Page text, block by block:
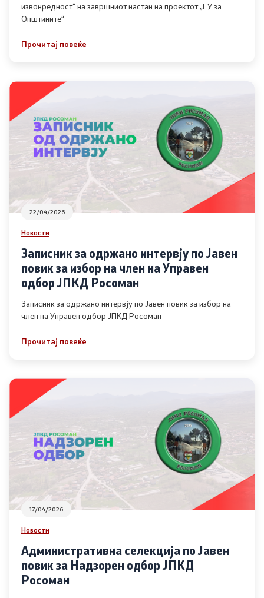
извонредност“ на завршниот настан на проектот „ЕУ за
Општините“
Прочитај повеќе
22/04/2026
Новости
Записник за одржано интервју по Јавен
повик за избор на член на Управен
одбор ЈПКД Росоман
Записник за одржано интервју по Јавен повик за избор на
член на Управен одбор ЈПКД Росоман
Прочитај повеќе
17/04/2026
Новости
Административна селекција по Јавен
повик за Надзорен одбор ЈПКД
Росоман